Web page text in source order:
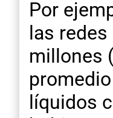
Por
las
millones
líquidos